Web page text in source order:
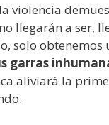
violencia
llegarán a ser,
solo obtenemos
garras
aliviará la